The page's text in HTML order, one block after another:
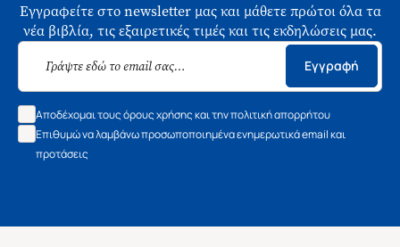
Εγγραφείτε στο newsletter μας και μάθετε πρώτοι όλα τα
νέα βιβλία, τις εξαιρετικές τιμές και τις εκδηλώσεις μας.
Εγγραφή
Αποδέχομαι τους όρους χρήσης και την πολιτική απορρήτου
Επιθυμώ να λαμβάνω προσωποποιημένα ενημερωτικά email και
προτάσεις